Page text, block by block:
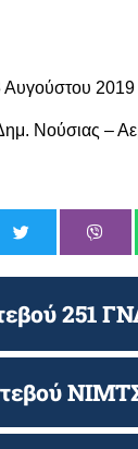
Αυγούστου 2019
Νούσιας –
251